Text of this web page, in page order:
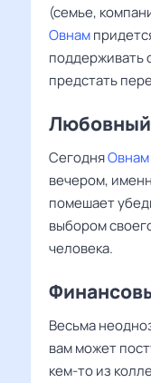
(семье,
Овнам
поддерживать
предстать
Любовный
СегодняОвнам
вечером,
помешает
выбором
человека.
Весьма
вам может
кем-то из